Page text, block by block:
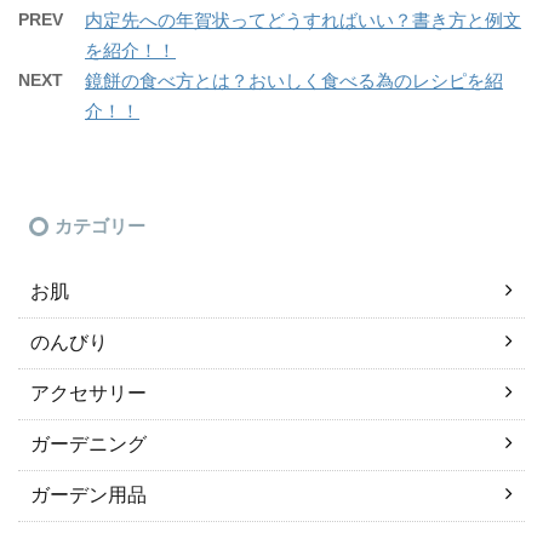
PREV
内定先への年賀状ってどうすればいい？書き方と例文
を紹介！！
NEXT
鏡餅の食べ方とは？おいしく食べる為のレシピを紹
介！！
カテゴリー
お肌
のんびり
アクセサリー
ガーデニング
ガーデン用品